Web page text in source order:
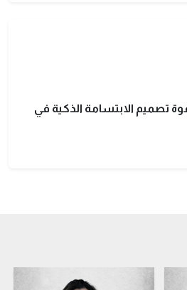
تصميم الابتسامة الذكية في